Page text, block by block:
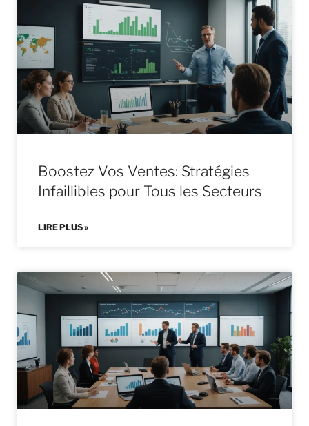
Boostez Vos Ventes: Stratégies
Infaillibles pour Tous les Secteurs
LIRE PLUS »